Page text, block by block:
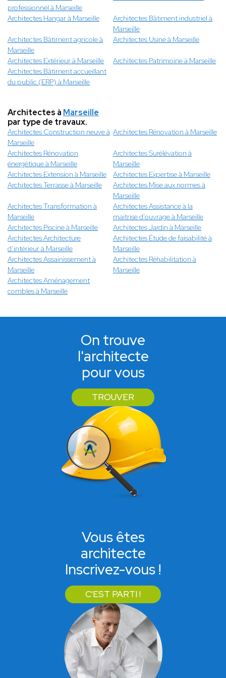
professionnel à Marseille
Architectes Hangar à Marseille
Architectes Bâtiment industriel à
Marseille
Architectes Bâtiment agricole à
Marseille
Architectes Usine à Marseille
Architectes Extérieur à Marseille
Architectes Patrimoine à Marseille
Architectes Bâtiment accueillant
du public (ERP) à Marseille
Architectes à Marseille
par type de travaux.
Architectes Construction neuve à
Marseille
Architectes Rénovation à Marseille
Architectes Rénovation
énergétique à Marseille
Architectes Surélévation à
Marseille
Architectes Extension à Marseille
Architectes Expertise à Marseille
Architectes Terrasse à Marseille
Architectes Mise aux normes à
Marseille
Architectes Transformation à
Marseille
Architectes Assistance à la
maitrise d'ouvrage à Marseille
Architectes Piscine à Marseille
Architectes Jardin à Marseille
Architectes Architecture
d’intérieur à Marseille
Architectes Étude de faisabilité à
Marseille
Architectes Assainissement à
Marseille
Architectes Réhabilitation à
Marseille
Architectes Aménagement
combles à Marseille
On trouve
l'architecte
pour vous
TROUVER
Vous êtes
architecte
Inscrivez-vous !
C'EST PARTI !